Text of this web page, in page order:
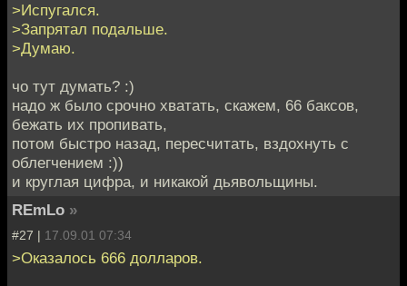
>Испугался.
>Запрятал подальше.
>Думаю.
чо тут думать? :)
надо ж было срочно хватать, скажем, 66 баксов,
бежать их пропивать,
потом быстро назад, пересчитать, вздохнуть с
облегчением :))
и круглая цифра, и никакой дьявольщины.
REmLo »
#27 | 17.09.01 07:34
>Оказалось 666 долларов.